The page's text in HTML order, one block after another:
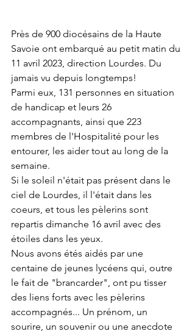
Près de 900 diocésains de la Haute
Savoie ont embarqué au petit matin du
11 avril 2023, direction Lourdes. Du
jamais vu depuis longtemps!
Parmi eux, 131 personnes en situation
de handicap et leurs 26
accompagnants, ainsi que 223
membres de l'Hospitalité pour les
entourer, les aider tout au long de la
semaine.
Si le soleil n'était pas présent dans le
ciel de Lourdes, il l'était dans les
coeurs, et tous les pèlerins sont
repartis dimanche 16 avril avec des
étoiles dans les yeux.
Nous avons étés aidés par une
centaine de jeunes lycéens qui, outre
le fait de "brancarder", ont pu tisser
des liens forts avec les pèlerins
accompagnés... Un prénom, un
sourire, un souvenir ou une anecdote